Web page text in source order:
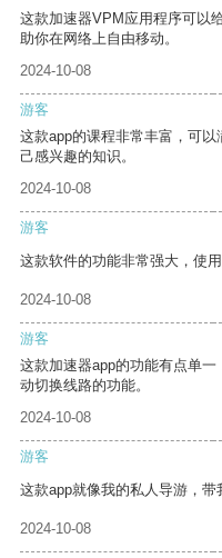
这款加速器VPM应用程序可以
助你在网络上自由移动。
2024-10-08
游客
这款app的课程非常丰富，可
己感兴趣的知识。
2024-10-08
游客
这款软件的功能非常强大，使用
2024-10-08
游客
这款加速器app的功能有点单
动切换线路的功能。
2024-10-08
游客
这款app就像我的私人导游，带
2024-10-08